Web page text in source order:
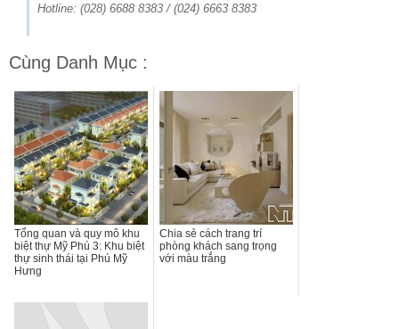
Hotline: (028) 6688 8383 / (024) 6663 8383
Cùng Danh Mục :
Tổng quan và quy mô khu
biệt thự Mỹ Phú 3: Khu biệt
thự sinh thái tại Phú Mỹ
Hưng
Chia sẻ cách trang trí
phòng khách sang trọng
với màu trắng